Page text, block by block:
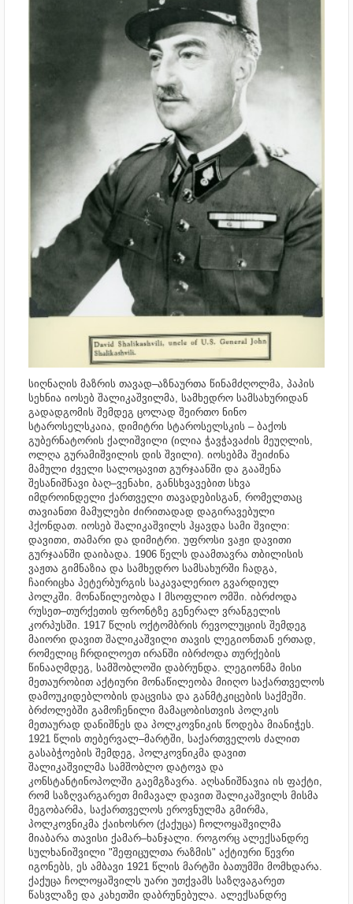
სიღნაღის მაზრის თავად–აზნაურთა წინამძღოლმა, პაპის
სეხნია იოსებ შალიკაშვილმა, სამხედრო სამსახურიდან
გადადგომის შემდეგ ცოლად შეირთო ნინო
სტაროსელსკაია, დიმიტრი სტაროსელსკის – ბაქოს
გუბერნატორის ქალიშვილი (ილია ჭავჭავაძის მეუღლის,
ოლღა გურამიშვილის დის შვილი). იოსებმა შეიძინა
მამული ძველი სალოცავით გურჯაანში და გააშენა
შესანიშნავი ბაღ–ვენახი, განსხვავებით სხვა
იმდროინდელი ქართველი თავადებისგან, რომელთაც
თავიანთი მამულები ძირითადად დაგირავებული
ჰქონდათ. იოსებ შალიკაშვილს ჰყავდა სამი შვილი:
დავითი, თამარი და დიმიტრი. უფროსი ვაჟი დავითი
გურჯაანში დაიბადა. 1906 წელს დაამთავრა თბილისის
ვაჟთა გიმნაზია და სამხედრო სამსახურში ჩადგა,
ჩაირიცხა პეტერბურგის საკავალერიო გვარდიულ
პოლკში. მონაწილეობდა I მსოფლიო ომში. იბრძოდა
რუსეთ–თურქეთის ფრონტზე გენერალ ვრანგელის
კორპუსში. 1917 წლის ოქტომბრის რევოლუციის შემდეგ
მაიორი დავით შალიკაშვილი თავის ლეგიონთან ერთად,
რომელიც ჩრდილოეთ ირანში იბრძოდა თურქების
წინააღმდეგ, სამშობლოში დაბრუნდა. ლეგიონმა მისი
მეთაურობით აქტიური მონაწილეობა მიიღო საქართველოს
დამოუკიდებლობის დაცვისა და განმტკიცების საქმეში.
ბრძოლებში გამოჩენილი მამაცობისთვის პოლკის
მეთაურად დანიშნეს და პოლკოვნიკის წოდება მიანიჭეს.
1921 წლის თებერვალ–მარტში, საქართველოს ძალით
გასაბჭოების შემდეგ, პოლკოვნიკმა დავით
შალიკაშვილმა სამშობლო დატოვა და
კონსტანტინოპოლში გაემგზავრა. აღსანიშნავია ის ფაქტი,
რომ საზღვარგარეთ მიმავალ დავით შალიკაშვილს მისმა
მეგობარმა, საქართველოს ეროვნულმა გმირმა,
პოლკოვნიკმა ქაიხოსრო (ქაქუცა) ჩოლოყაშვილმა
მიაბარა თავისი ქამარ–ხანჯალი. როგორც ალექსანდრე
სულხანიშვილი "შეფიცულთა რაზმის" აქტიური წევრი
იგონებს, ეს ამბავი 1921 წლის მარტში ბათუმში მომხდარა.
ქაქუცა ჩოლოყაშვილს უარი უთქვამს საზღვაგარეთ
წასვლაზე და კახეთში დაბრუნებულა. ალექსანდრე